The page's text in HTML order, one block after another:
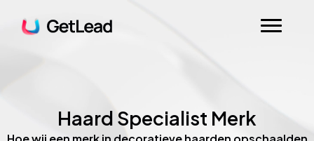
Haard Specialist Merk